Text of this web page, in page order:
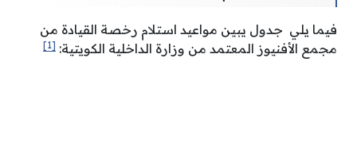
فيما يلي جدول يبين مواعيد استلام رخصة القيادة من
مجمع الأفنيوز المعتمد من وزارة الداخلية الكويتية: [1]